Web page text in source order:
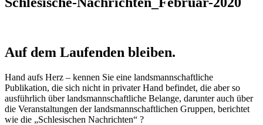
Auf dem Laufenden bleiben.
Hand aufs Herz – kennen Sie eine landsmannschaftliche
Publikation, die sich nicht in privater Hand befindet, die aber so
ausführlich über landsmannschaftliche Belange, darunter auch über
die Veranstaltungen der landsmannschaftlichen Gruppen, berichtet
wie die „Schlesischen Nachrichten“ ?